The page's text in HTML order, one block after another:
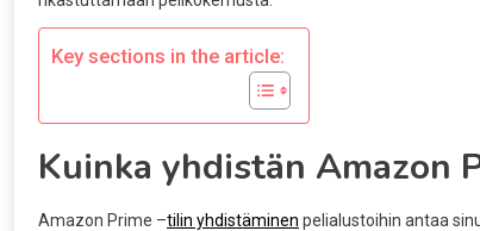
Key sections in the article:
Kuinka yhdistän
Amazon Prime –tilin yhdistäminen pelialustoihin antaa